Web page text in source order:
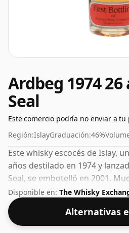
Ardbeg 1974
Seal
Este comercio podría no enviar a tu
Región:IslayGraduación:46%
Este whisky escocés de Islay,
años destilado en 1974 y
Seal, se embotelló en 2001.
46% es un buen ABV para
en boca" y el sabor pleno del
Disponible en: The Whisky
Alternativas